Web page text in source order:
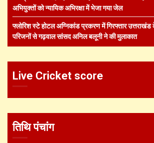
अभियुक्तों को न्यायिक अभिरक्षा में भेजा गया जेल
फ्लोरिश स्टे होटल अग्निकांड प्रकरण में गिरफ्तार
परिजनों से गढ़वाल सांसद अनिल बलूनी ने की मुलाकात
Live Cricket score
तिथि पंचांग